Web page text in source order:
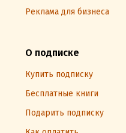
Реклама для бизнеса
О подписке
Купить подписку
Бесплатные книги
Подарить подписку